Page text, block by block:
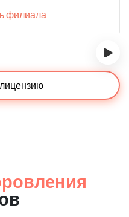
филиала
›